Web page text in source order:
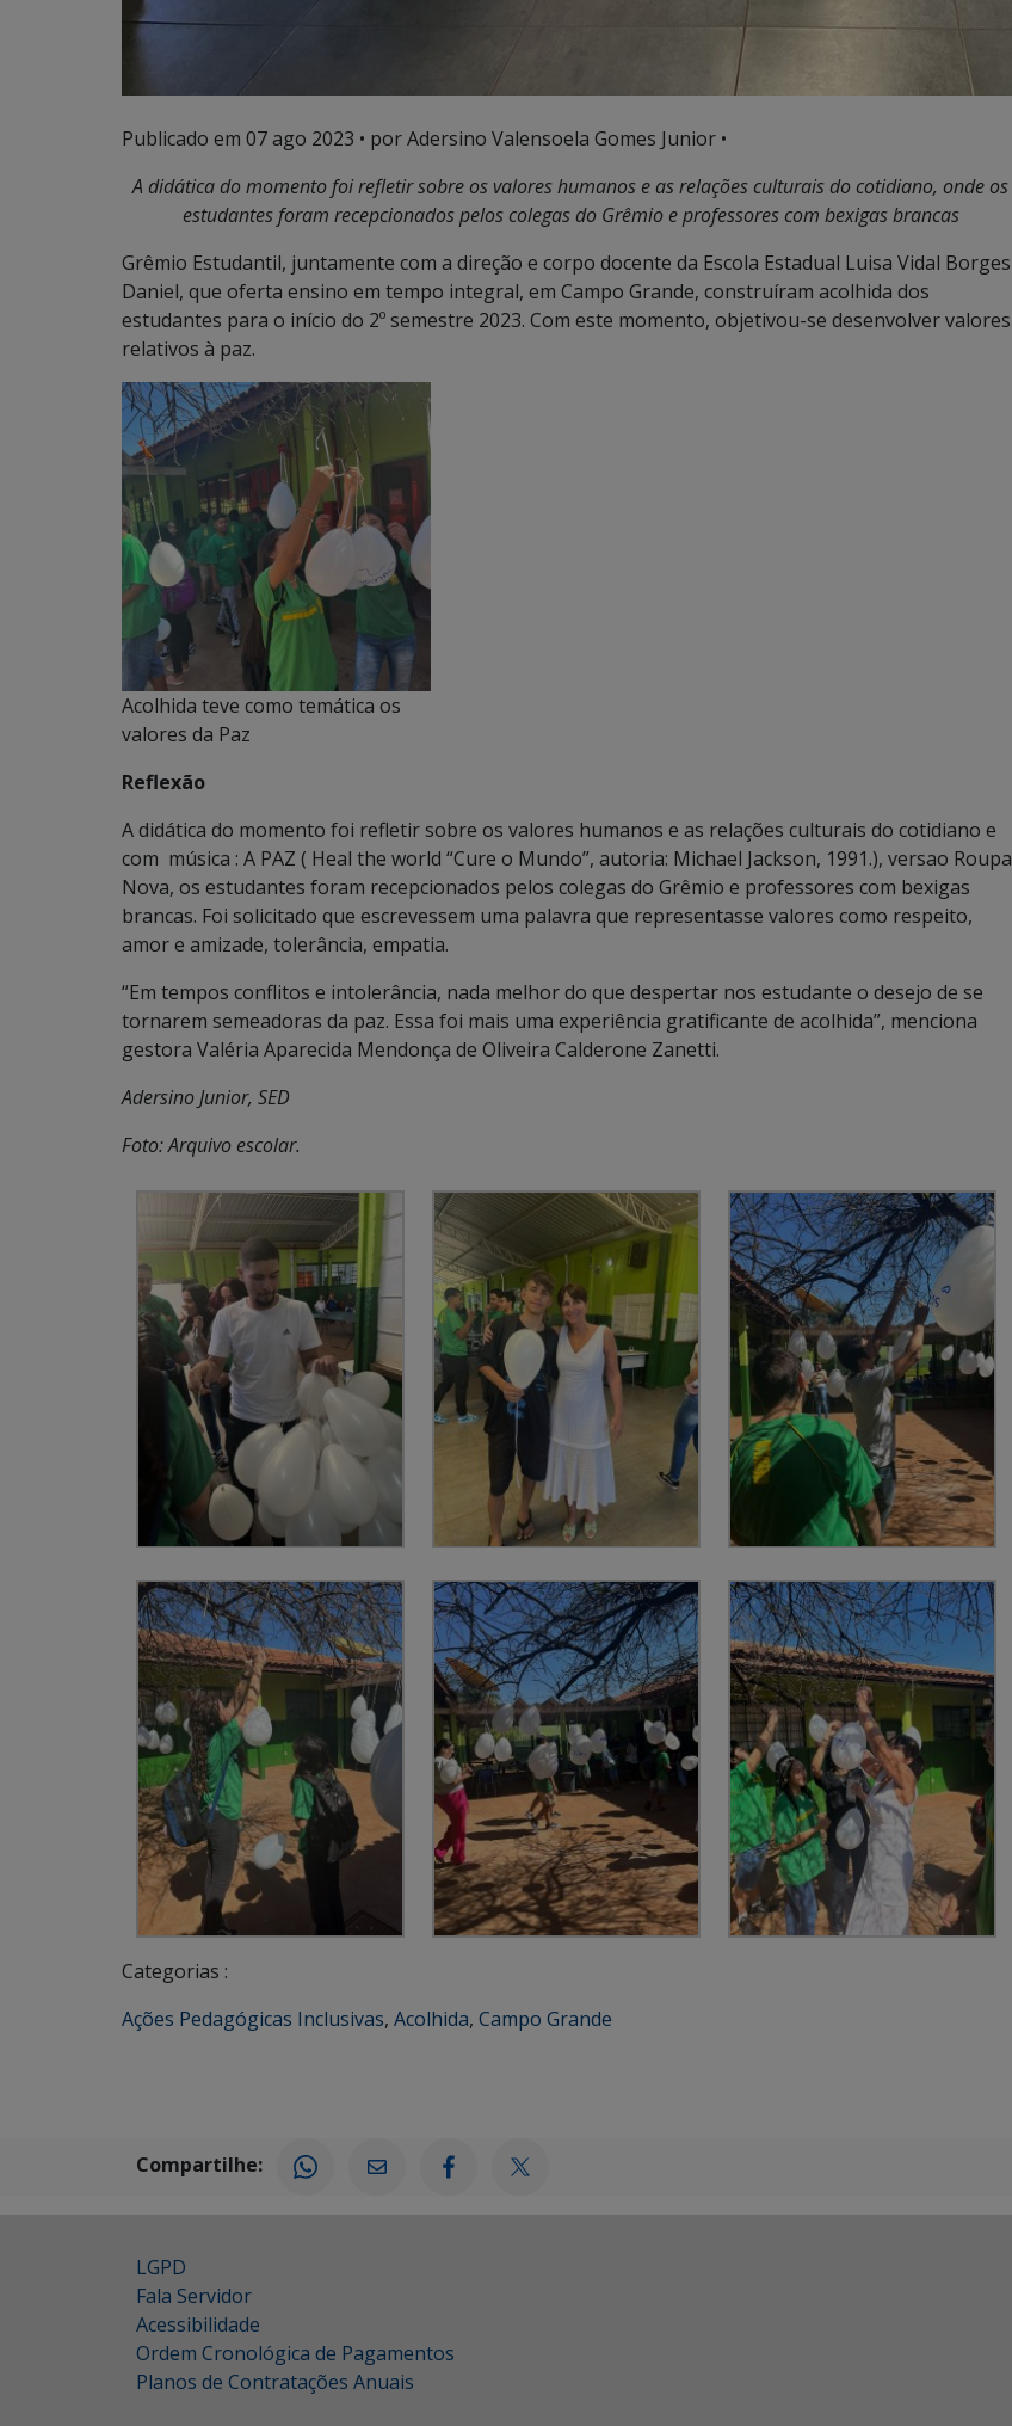
Publicado em 07 ago 2023 • por Adersino Valensoela Gomes Junior •
A didática do momento foi refletir sobre os valores humanos e as relações culturais do cotidiano, onde os
estudantes foram recepcionados pelos colegas do Grêmio e professores com bexigas brancas
Grêmio Estudantil, juntamente com a direção e corpo docente da Escola Estadual Luisa Vidal Borges
Daniel, que oferta ensino em tempo integral, em Campo Grande, construíram acolhida dos
estudantes para o início do 2º semestre 2023. Com este momento, objetivou-se desenvolver valores
relativos à paz.
Acolhida teve como temática os
valores da Paz
Reflexão
A didática do momento foi refletir sobre os valores humanos e as relações culturais do cotidiano e
com música : A PAZ ( Heal the world “Cure o Mundo”, autoria: Michael Jackson, 1991.), versao Roupa
Nova, os estudantes foram recepcionados pelos colegas do Grêmio e professores com bexigas
brancas. Foi solicitado que escrevessem uma palavra que representasse valores como respeito,
amor e amizade, tolerância, empatia.
“Em tempos conflitos e intolerância, nada melhor do que despertar nos estudante o desejo de se
tornarem semeadoras da paz. Essa foi mais uma experiência gratificante de acolhida”, menciona
gestora Valéria Aparecida Mendonça de Oliveira Calderone Zanetti.
Adersino Junior, SED
Foto: Arquivo escolar.
Categorias :
Ações Pedagógicas Inclusivas, Acolhida, Campo Grande
Compartilhe:
LGPD
Fala Servidor
Acessibilidade
Ordem Cronológica de Pagamentos
Planos de Contratações Anuais